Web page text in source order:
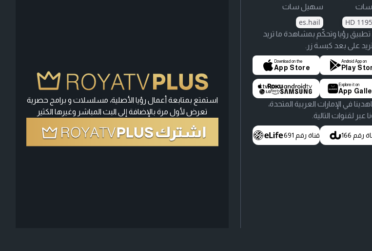
سات
HD
سهيل سات
es.hail
رؤيا وتحكّم بمشاهدة ما تريد
تريد على بعد كبسة زر.
Android App on
Play
Download on the
App Store
Explore it on
App
في الإمارات العربية المتحدة،
عبر لقنوات التالية.
رقم 166 قناة رقم 691
استمتع بمتابعة أعمال رؤيا الأصلية، مسلسلات و برامج حصرية
تعرض لأول مرة بالإضافة إلى البث المباشر وغيرها الكثير